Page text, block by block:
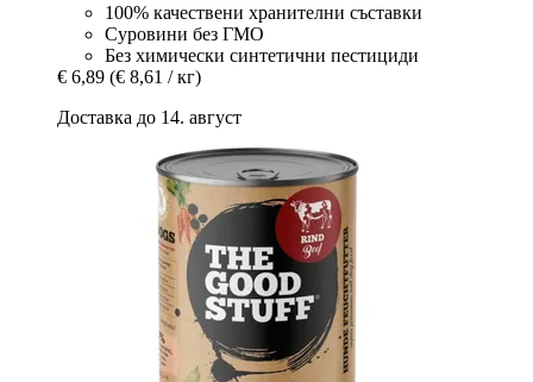
100% качествени хранителни съставки
Суровини без ГМО
Без химически синтетични пестициди
€ 6,89 (€ 8,61 / кг)
Доставка до 14. август